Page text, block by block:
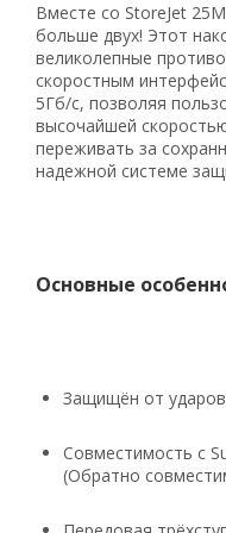
19
Вместе со StoreJet
больше двух! Этот
великолепные
скоростным
5Гб/с, позволяя
высочайшей
переживать за
надежной системе
Основные
Защищён от
Совместимость с
(Обратно